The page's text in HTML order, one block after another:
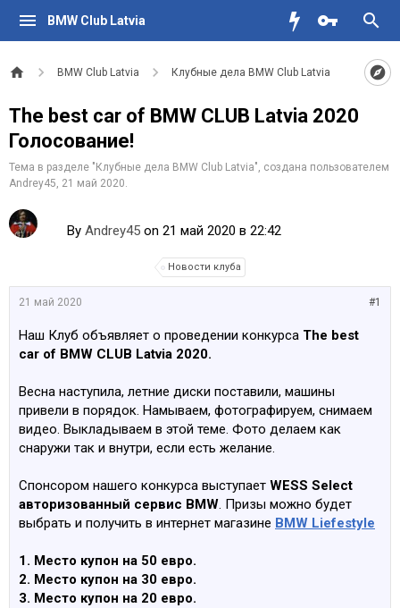
BMW Club Latvia
BMW Club Latvia Клубные дела BMW Club Latvia
The best car of BMW CLUB Latvia 2020
Голосование!
Тема в разделе " Клубные дела BMW Club Latvia", создана пользователем
Andrey45, 21 май 2020.
By Andrey45 on 21 май 2020 в 22:42
Новости клуба
#1
21 май 2020
Наш Клуб объявляет о проведении конкурса The best
car of BMW CLUB Latvia 2020.
Весна наступила, летние диски поставили, машины
привели в порядок. Намываем, фотографируем, снимаем
видео. Выкладываем в этой теме. Фото делаем как
снаружи так и внутри, если есть желание.
Спонсором нашего конкурса выступает WESS Select
авторизованный сервис BMW. Призы можно будет
выбрать и получить в интернет магазине BMW Liefestyle
1. Место купон на 50 евро.
2. Место купон на 30 евро.
3. Место купон на 20 евро.